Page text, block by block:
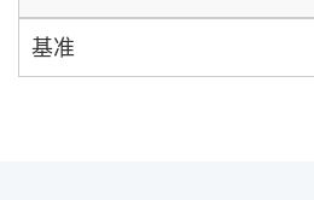
基准